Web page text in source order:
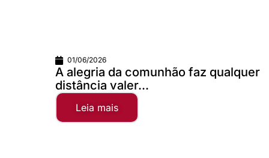
01/06/2026
A alegria da comunhão faz qualquer
distância valer...
Leia mais